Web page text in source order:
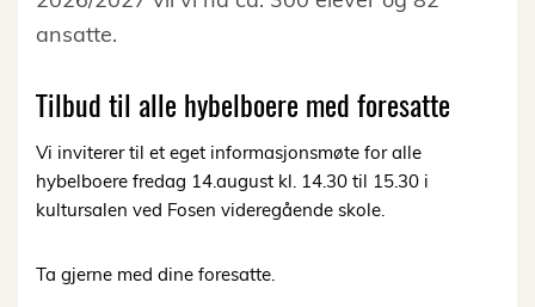
ansatte.
Tilbudtil alle hybelboere medforesatte
Vi inviterer til et eget informasjonsmøte for alle
hybelboere fredag 14.august kl. 14 30 til 1 5 30 i
kultursalen ved Fosen videregående skole.
Ta gjerne med dine foresatte.